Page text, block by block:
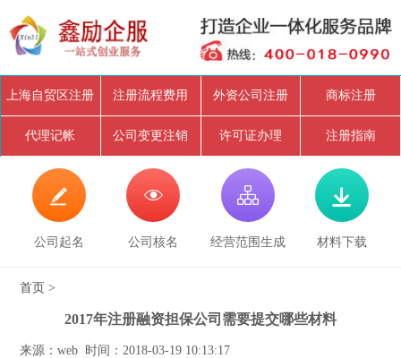
上海自贸区注册 注册流程费用 外资公司注册 商标注册
代理记帐 公司变更注销 许可证办理 注册指南

公司起名

公司核名

经营范围生成

材料下载
首页 >
2017年注册融资担保公司需要提交哪些材料
来源：web 时间：2018-03-19 10:13:17